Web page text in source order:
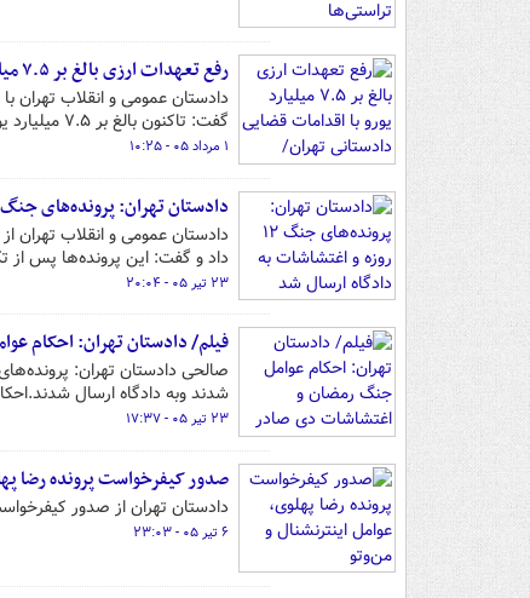
رفع تعهدات ارزی بالغ بر ۷.۵ میلیارد یورو با اقدامات قضایی دادستانی تهران/ تعیین تکلیف بیش از ۲۴ میلیارد یورو
دادستان عمومی و انقلاب تهران
گفت: تاکنون بالغ بر ۷.۵ میلیارد یورو رفع تعهدات ارزی صورت گرفته است.
۱ مرداد ۰۵ - ۱۰:۲۵
دادستان تهران: پرونده‌های جنگ ۱۲ روزه و اغتشاشات به دادگاه ارسال شد
داد و گفت: این پرونده‌ها پس از
۲۳ تیر ۰۵ - ۲۰:۰۴
فیلم/ دادستان تهران: احکام
شدند وبه دادگاه ارسال
۲۳ تیر ۰۵ - ۱۷:۳۷
صدور کیفرخواست پرونده رضا
دادستان تهران از صدور
۶ تیر ۰۵ - ۲۳:۰۳